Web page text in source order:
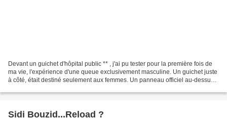
Devant un guichet d'hôpital public ** , j'ai pu tester pour la première fois de
ma vie, l'expérience d'une queue exclusivement masculine. Un guichet juste
à côté, était destiné seulement aux femmes. Un panneau officiel au-dessus
Sidi Bouzid...Reload ?